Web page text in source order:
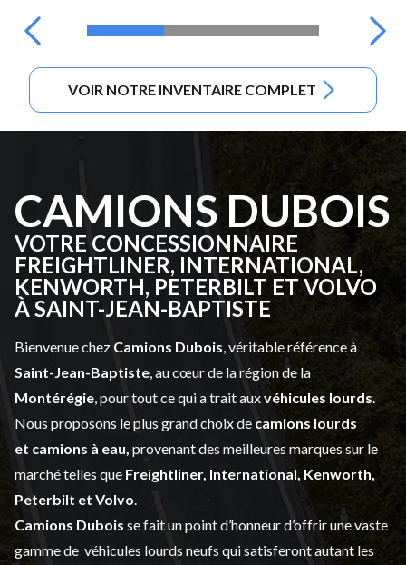
VOIR NOTRE INVENTAIRE COMPLET
CAMIONS DUBOIS
VOTRE CONCESSIONNAIRE
FREIGHTLINER, INTERNATIONAL,
KENWORTH, PETERBILT ET VOLVO
À SAINT-JEAN-BAPTISTE
Bienvenue chez Camions Dubois , véritable référence à
Saint-Jean-Baptiste , au cœur de la région de la
Montérégie , pour tout ce qui a trait auxvéhicules lourds
Nous proposons le plus grand choix de camions lourds
et camions à eau, provenant des meilleures marques sur le
marché telles que Freightliner, International, Kenworth,
Peterbilt et Volvo
Camions Dubois se fait un point d’honneur d’offrir une vaste
gamme de véhicules lourds neufs qui satisferont autant les